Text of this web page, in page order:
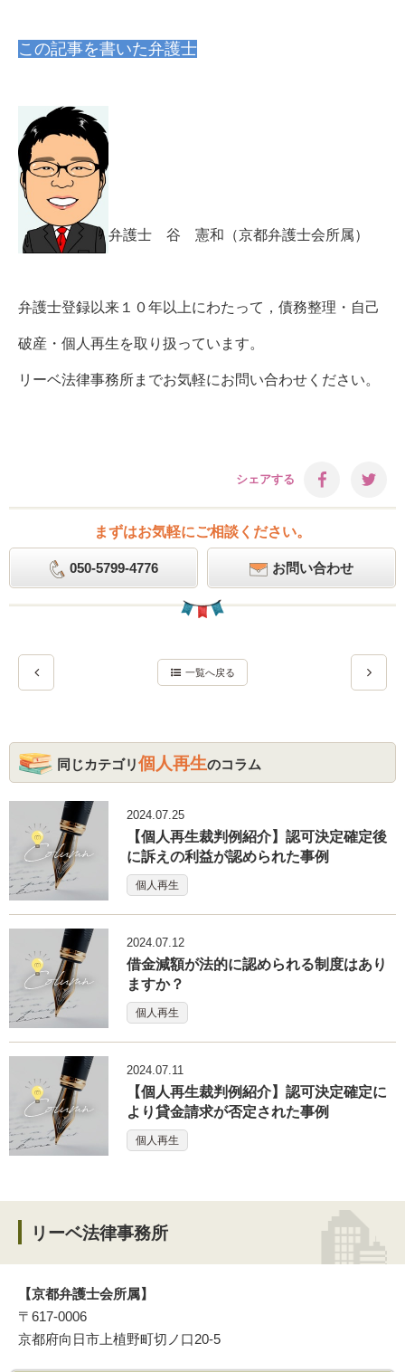
この記事を書いた弁護士
弁護士 谷 憲和（京都弁護士会所属）
弁護士登録以来１０年以上にわたって，債務整理・自己
破産・個人再生を取り扱っています。
リーベ法律事務所までお気軽にお問い合わせください。
シェアする
まずはお気軽にご相談ください。
050-5799-4776 お問い合わせ
一覧へ戻る
同じカテゴリ個人再生のコラム
2024.07.25
【個人再生裁判例紹介】認可決定確定後
に訴えの利益が認められた事例
個人再生
2024.07.12
借金減額が法的に認められる制度はあり
ますか？
個人再生
2024.07.11
【個人再生裁判例紹介】認可決定確定に
より貸金請求が否定された事例
個人再生
リーベ法律事務所
【京都弁護士会所属】
〒617-0006
京都府向日市上植野町切ノ口20-5